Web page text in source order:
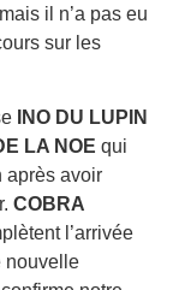
il n’a pas eu
sur les
INO DU LUPIN
LA NOE qui
après avoir
COBRA
l’arrivée
nouvelle